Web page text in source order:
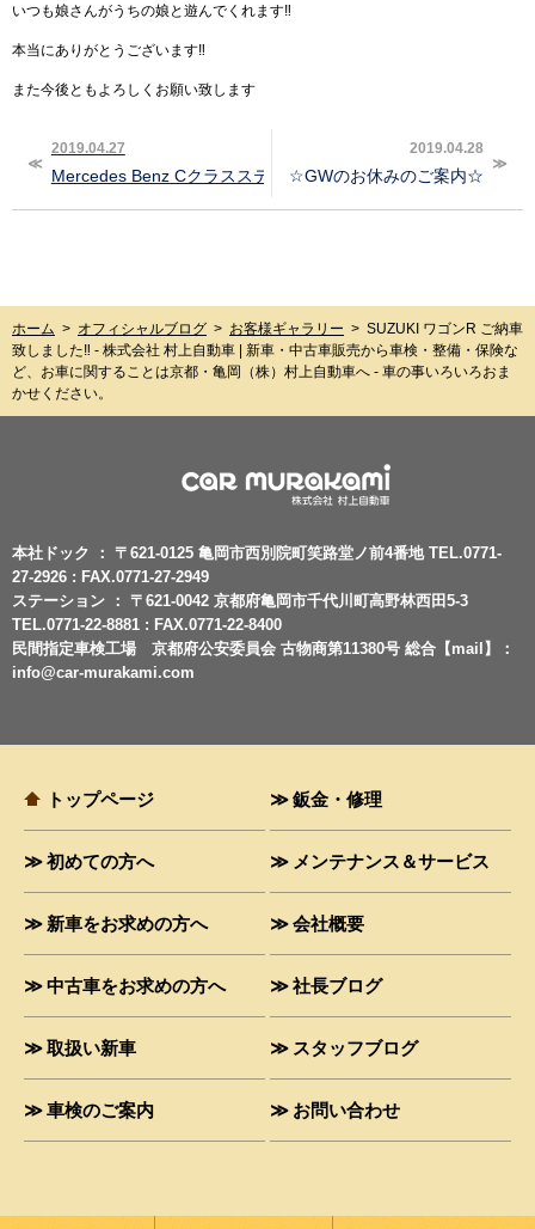
いつも娘さんがうちの娘と遊んでくれます‼︎
本当にありがとうございます‼︎
また今後ともよろしくお願い致します
2019.04.27
Mercedes Benz Cクラスステーションワゴン ご納車致しました‼︎
2019.04.28
☆GWのお休みのご案内☆
ホーム > オフィシャルブログ > お客様ギャラリー > SUZUKI ワゴンR ご納車
致しました‼︎ - 株式会社 村上自動車 | 新車・中古車販売から車検・整備・保険な
ど、お車に関することは京都・亀岡（株）村上自動車へ - 車の事いろいろおま
かせください。
本社ドック ： 〒621-0125 亀岡市西別院町笑路堂ノ前4番地 TEL.0771-
27-2926 : FAX.0771-27-2949
ステーション ： 〒621-0042 京都府亀岡市千代川町高野林西田5-3
TEL.0771-22-8881 : FAX.0771-22-8400
民間指定車検工場 京都府公安委員会 古物商第11380号 総合【mail】：
info@car-murakami.com
トップページ
初めての方へ
新車をお求めの方へ
中古車をお求めの方へ
取扱い新車
車検のご案内
鈑金・修理
メンテナンス＆サービス
会社概要
社長ブログ
スタッフブログ
お問い合わせ